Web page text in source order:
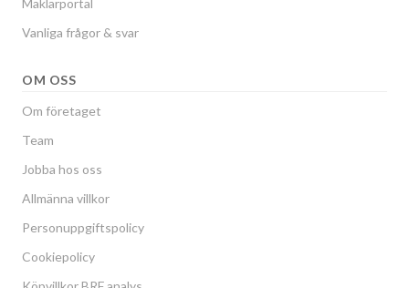
Vanliga frågor & svar
OM OSS
Om företaget
Team
Jobba hos oss
Allmänna villkor
Personuppgiftspolicy
Cookiepolicy